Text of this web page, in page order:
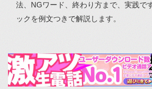
法、NGワード、終わり方まで、実践で
ックを例文つきで解説します。